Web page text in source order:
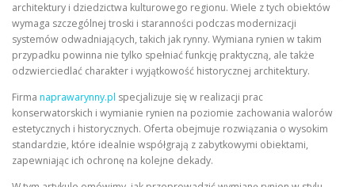
architektury i dziedzictwa kulturowego regionu. Wiele z tych obiektów
wymaga szczególnej troski i staranności podczas modernizacji
systemów odwadniających, takich jak rynny. Wymiana rynien w takim
przypadku powinna nie tylko spełniać funkcję praktyczną, ale także
odzwierciedlać charakter i wyjątkowość historycznej architektury.
Firma naprawarynny.pl specjalizuje się w realizacji prac
konserwatorskich i wymianie rynien na poziomie zachowania walorów
estetycznych i historycznych. Oferta obejmuje rozwiązania o wysokim
standardzie, które idealnie współgrają z zabytkowymi obiektami,
zapewniając ich ochronę na kolejne dekady.